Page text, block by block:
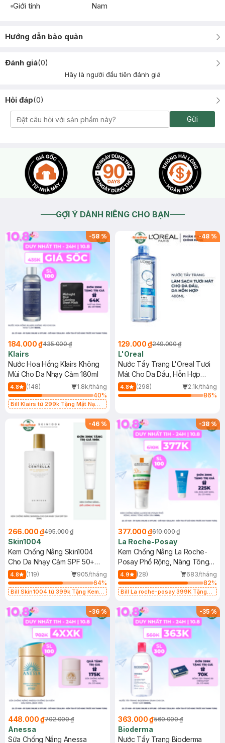
Giới tính
Nam
Hướng dẫn bảo quản
Đánh giá(0)
Hãy là người đầu tiên đánh giá
Hỏi đáp(0)
Gửi
GỢI Ý DÀNH RIÊNG CHO BẠN
-58%
184.000 ₫435.000 ₫
Klairs
Nước Hoa Hồng Klairs Không
Mùi Cho Da Nhạy Cảm 180ml
4.8 (148)
1.8k/tháng
40%
Bill Klairs từ 299k Tặng Mặt Nạ
25ml (SL Có Hạn)
-48 %
129.000 ₫249.000 ₫
L'Oreal
Nước Tẩy Trang L'Oreal Tươi
Mát Cho Da Dầu, Hỗn Hợp
400ml
4.8 (298)
2.1k/tháng
86%
-46 %
266.000 ₫495.000 ₫
Skin1004
Kem Chống Nắng Skin1004
Cho Da Nhạy Cảm SPF 50+
50ml
4.8 (119)
905/tháng
64%
Bill Skin1004 từ 399k Tặng Kem
SPF 50+ 20ml (SL Có Hạn)
-38%
377.000 ₫610.000 ₫
La Roche-Posay
Kem Chống Nắng La Roche-
Posay Phổ Rộng, Nâng Tông
Kiềm Dầu 50ml
4.9 (28)
683/tháng
82%
Bill La roche-posay 399K Tặng
(SL có hạn)
-36%
448.000 ₫702.000 ₫
Anessa
Sữa Chống Nắng Anessa
-35%
363.000 ₫560.000 ₫
Bioderma
Nước Tẩy Trang Bioderma